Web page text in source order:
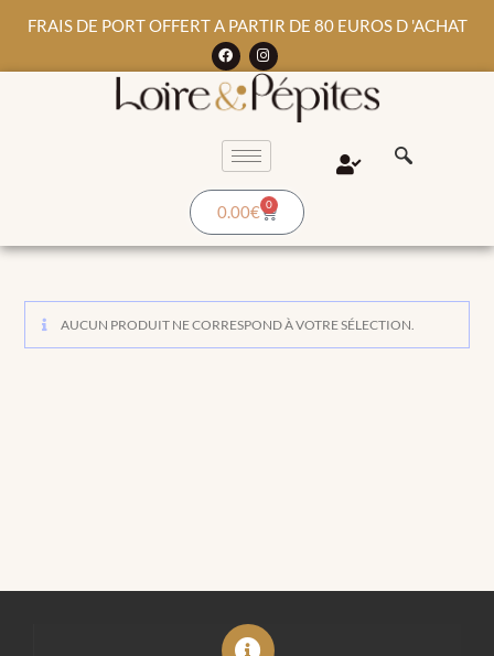
FRAIS DE PORT OFFERT A PARTIR DE 80 EUROS D 'ACHAT
0.00€ 0
AUCUN PRODUIT NE CORRESPOND À VOTRE SÉLECTION.